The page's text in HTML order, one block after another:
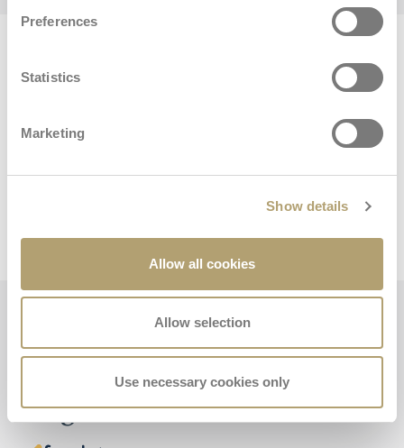
Preferences
Statistics
Marketing
Show details
Allow all cookies
Allow selection
Use necessary cookies only
материалы для Darwin Next Stage
Отзывы Darwin Next
Stage